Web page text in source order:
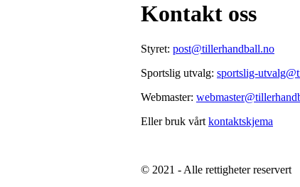
Kontakt oss
Styret: post@tillerhandball.no
Sportslig utvalg: sportslig-
Webmaster:
Eller bruk vårt kontaktskjema
© 2021 - Alle rettigheter reservert